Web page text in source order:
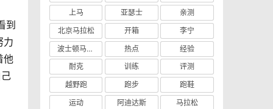
到
力
他
上马
亚瑟士
亲测
北京马拉松
开箱
李宁
波士顿马拉松
热点
经验
耐克
训练
评测
越野跑
跑步
跑鞋
运动
阿迪达斯 马拉松